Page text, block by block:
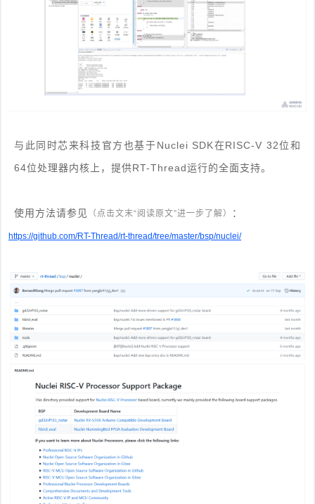
与此同时芯来科技官方也基于Nuclei SDK在RISC-V 32位和
64位处理器内核上，提供RT-Thread运行的全面支持。
使用方法请参见 （点击文末“阅读原文”进一步了解） ：
https://github.com/RT-Thread/rt-thread/tree/master/bsp/nuclei/